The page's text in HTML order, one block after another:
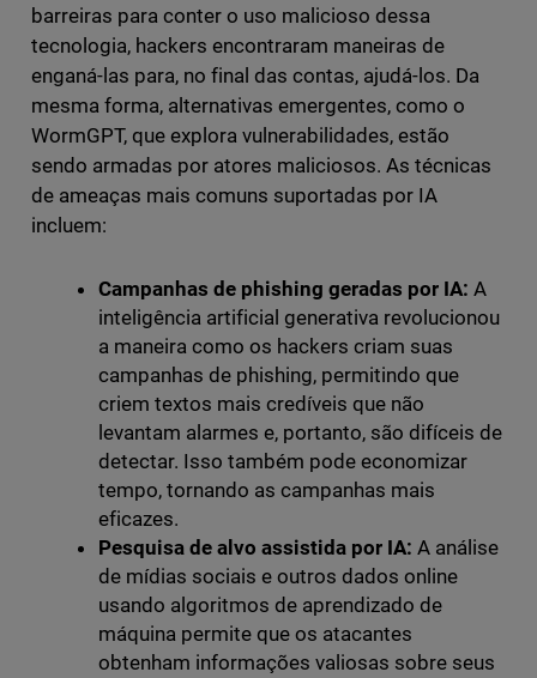
barreiras para conter o uso malicioso dessa
tecnologia, hackers encontraram maneiras de
enganá-las para, no final das contas, ajudá-los. Da
mesma forma, alternativas emergentes, como o
WormGPT, que explora vulnerabilidades, estão
sendo armadas por atores maliciosos. As técnicas
de ameaças mais comuns suportadas por IA
incluem:
Campanhas de phishing geradas por IA:A
inteligência artificial generativa revolucionou
a maneira como os hackers criam suas
campanhas de phishing, permitindo que
criem textos mais credíveis que não
levantam alarmes e, portanto, são difíceis de
detectar. Isso também pode economizar
tempo, tornando as campanhas mais
eficazes.
Pesquisa de alvo assistida por IA:A análise
de mídias sociais e outros dados online
usando algoritmos de aprendizado de
máquina permite que os atacantes
obtenham informações valiosas sobre seus